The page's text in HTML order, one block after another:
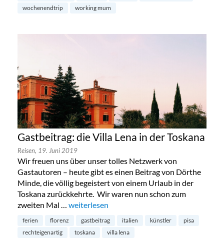
wochenendtrip
working mum
Gastbeitrag: die Villa Lena in der Toskana
Reisen, 19. Juni 2019
Wir freuen uns über unser tolles Netzwerk von
Gastautoren – heute gibt es einen Beitrag von Dörthe
Minde, die völlig begeistert von einem Urlaub in der
Toskana zurückkehrte. Wir waren nun schon zum
zweiten Mal … „Gastbeitrag: die Villa Lena in der Toskana“
weiterlesen
ferien florenz gastbeitrag italien künstler
pisa
rechteigenartig
toskana villa lena